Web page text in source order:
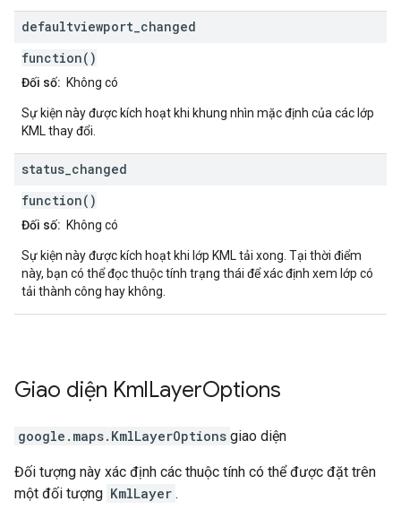
defaultviewport changed
function()
Đối số: Không có
Sự kiện này được kích hoạt khi khung nhìn mặc định của các lớp
KML thay đổi.
status changed
function()
Đối số: Không có
Sự kiện này được kích hoạt khi lớp KML tải xong. Tại thời điểm
này, bạn có thể đọc thuộc tính trạng thái để xác định xem lớp có
tải thành công hay không.
Giao diện KmlLayerOptions
google.maps. KmlLayerOptions giao diện
Đối tượng này xác định các thuộc tính có thể được đặt trên
một đối tượng KmlLayer .